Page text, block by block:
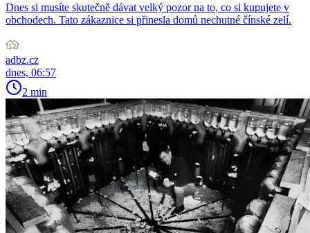
Dnes si musíte skutečně dávat velký pozor na to, co si kupujete v
obchodech. Tato zákaznice si přinesla domů nechutné čínské zelí.
adbz.cz
dnes, 06:57
2 min